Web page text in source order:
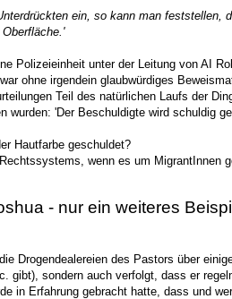
ein, so kann man
Polizeieinheit unter der Leitung von AI
ohne irgendein glaubwürdiges
Teil des natürlichen Laufs der
wurden: 'Der Beschuldigte wird schuldig
Hautfarbe geschuldet?
wenn es um MigrantInnen
- nur ein weiteres
Drogendealereien des Pastors über
gibt), sondern auch verfolgt, dass er
in Erfahrung gebracht hatte, dass und